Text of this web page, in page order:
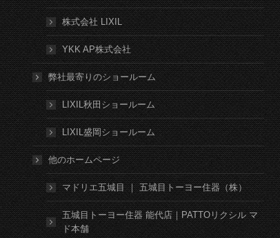
株式会社 LIXIL
YKK AP株式会社
弊社最寄りのショールーム
LIXIL秋田ショールーム
LIXIL盛岡ショールーム
他のホームページ
マドリエ五城目 ｜ 五城目トーヨー住器（株）
五城目トーヨー住器 能代店｜PATTOリクシル マ
ド本舗